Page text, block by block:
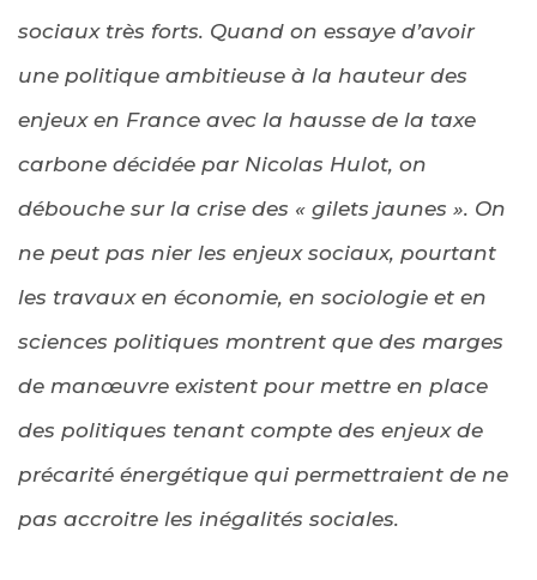
sociaux très forts. Quand on essaye d’avoir
une politique ambitieuse à la hauteur des
enjeux en France avec la hausse de la taxe
carbone décidée par Nicolas Hulot, on
débouche sur la crise des « gilets jaunes ». On
ne peut pas nier les enjeux sociaux, pourtant
les travaux en économie, en sociologie et en
sciences politiques montrent que des marges
de manœuvre existent pour mettre en place
des politiques tenant compte des enjeux de
précarité énergétique qui permettraient de ne
pas accroitre les inégalités sociales.